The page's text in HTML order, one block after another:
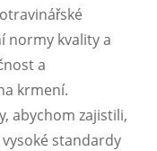
normy kvality a
a
krmení.
abychom zajistili,
standardy